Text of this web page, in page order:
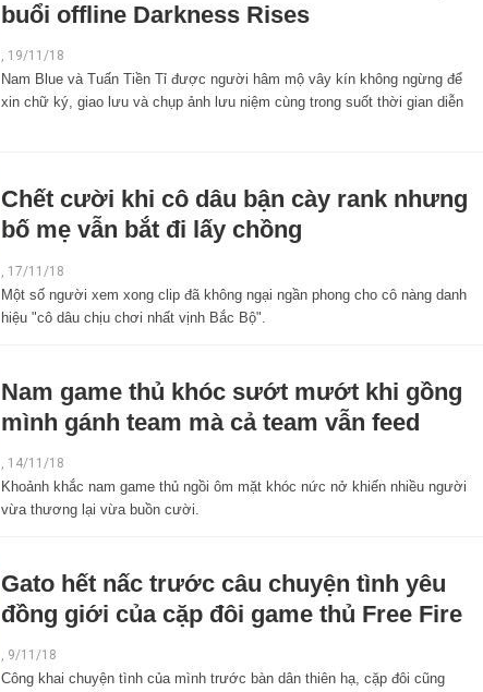
buổi offline Darkness Rises
, 19/11/18
Nam Blue và Tuấn Tiền Tỉ được người hâm mộ vây kín không ngừng để
xin chữ ký, giao lưu và chụp ảnh lưu niệm cùng trong suốt thời gian diễn
Chết cười khi cô dâu bận cày rank nhưng
bố mẹ vẫn bắt đi lấy chồng
17/11/18
Một số người xem xong clip đã không ngại ngần phong cho cô nàng danh
hiệu "cô dâu chịu chơi nhất vịnh Bắc Bộ".
Nam game thủ khóc sướt mướt khi gồng
mình gánh team mà cả team vẫn feed
14/11/18
Khoảnh khắc nam game thủ ngồi ôm mặt khóc nức nở khiến nhiều người
vừa thương lại vừa buồn cười.
Gato hết nấc trước câu chuyện tình yêu
đồng giới của cặp đôi game thủ Free Fire
, 9/11/18
Công khai chuyện tình của mình trước bàn dân thiên hạ, cặp đôi cũng